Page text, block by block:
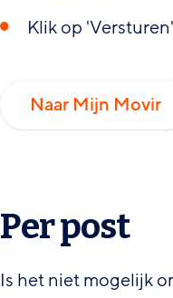
Klik op
Naar Mijn Movir
Per post
Is het niet mogelijk